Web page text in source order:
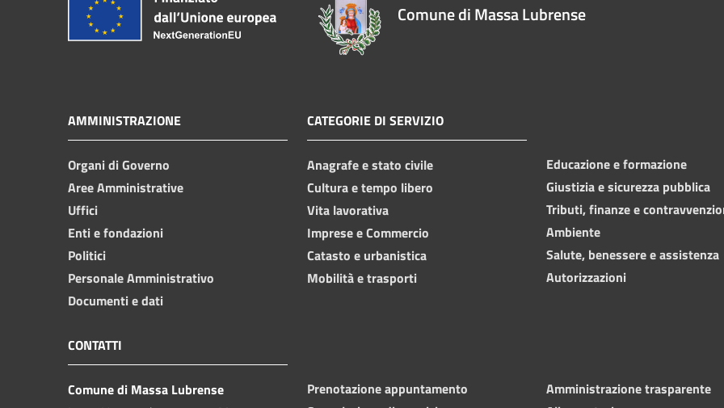
Comune di Massa Lubrense
AMMINISTRAZIONE
Organi di Governo
Aree Amministrative
Uffici
Enti e fondazioni
Politici
Personale Amministrativo
Documenti e dati
CATEGORIE DI SERVIZIO
Anagrafe e stato civile
Cultura e tempo libero
Vita lavorativa
Imprese e Commercio
Catasto e urbanistica
Mobilità e trasporti
Educazione e formazione
Giustizia e sicurezza pubblica
Tributi, finanze e
Ambiente
Salute, benessere e assistenza
Autorizzazioni
CONTATTI
Comune di Massa Lubrense
Prenotazione appuntamento
Amministrazione trasparente